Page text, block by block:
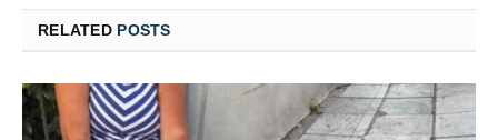
RELATED POSTS